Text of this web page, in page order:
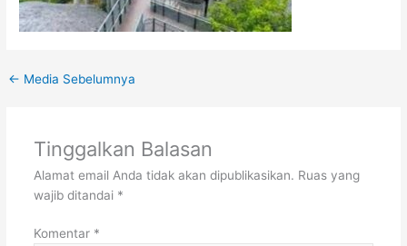
← Media Sebelumnya
Tinggalkan Balasan
Alamat email Anda tidak akan dipublikasikan. Ruas yang
wajib ditandai *
Komentar *